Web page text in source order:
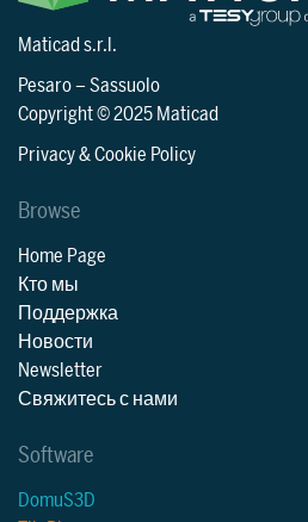
Maticad s.r.l.
Pesaro–Sassuolo
Copyright © 2025 Maticad
Privacy & Cookie Policy
Browse
Home Page
Кто мы
Поддержка
Новости
Newsletter
Свяжитесь с нами
Software
DomuS3D